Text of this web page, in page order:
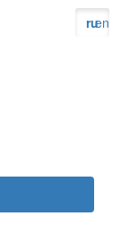
en
ru